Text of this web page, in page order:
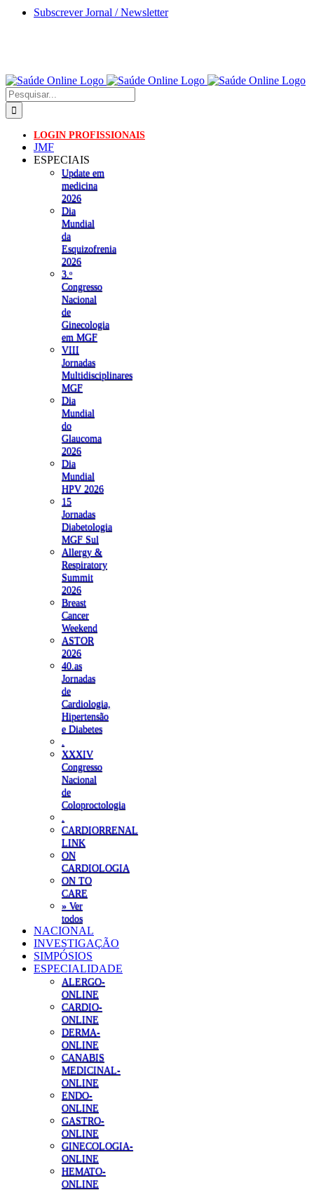
Skip
Subscrever Jornal / Newsletter
Pesquisar
LOGIN PROFISSIONAIS
JMF
ESPECIAIS
Update em
medicina
2026
Dia
Mundial
da
Esquizofrenia
2026
3.ᵒ
Congresso
Nacional
de
Ginecologia
em MGF
VIII
Jornadas
Multidisciplinares
MGF
Dia
Mundial
do
Glaucoma
2026
Dia
Mundial
HPV 2026
15
Jornadas
Diabetologia
MGF Sul
Allergy &
Respiratory
Summit
2026
Breast
Cancer
Weekend
ASTOR
2026
40.as
Jornadas
de
Cardiologia,
Hipertensão
e Diabetes
XXXIV
Congresso
Nacional
de
Coloproctologia
CARDIORRENAL
LINK
ON
CARDIOLOGIA
ON TO
CARE
» Ver
todos
NACIONAL
INVESTIGAÇÃO
SIMPÓSIOS
ESPECIALIDADE
ALERGO-
ONLINE
CARDIO-
ONLINE
DERMA-
ONLINE
CANABIS
MEDICINAL-
ONLINE
ENDO-
ONLINE
GASTRO-
ONLINE
GINECOLOGIA-
ONLINE
HEMATO-
ONLINE